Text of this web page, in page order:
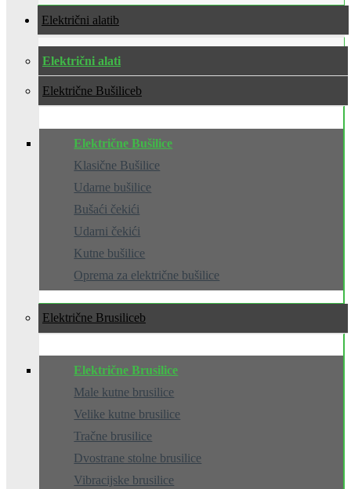
Električni alati
Električni alati
Električne Bušilice
Električne Bušilice
Klasične Bušilice
Udarne bušilice
Bušaći čekići
Udarni čekići
Kutne bušilice
Oprema za električne bušilice
Električne Brusilice
Električne Brusilice
Male kutne brusilice
Velike kutne brusilice
Tračne brusilice
Dvostrane stolne brusilice
Vibracijske brusilice